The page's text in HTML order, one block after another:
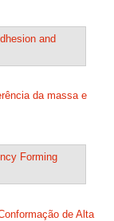
da massa e
de Alta